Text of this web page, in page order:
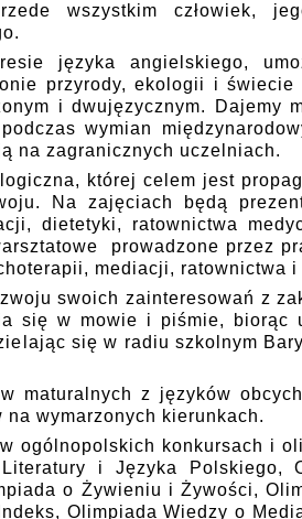
wszystkim człowiek,
języka angielskiego,
przyrody, ekologii i świecie
i dwujęzycznym. Dajemy
wymian
na zagranicznych uczelniach.
której celem jest
Na zajęciach będą
dietetyki, ratownictwa
prowadzone przez
mediacji, ratownictwa i
swoich zainteresowań z
się w mowie i piśmie, biorąc
się w radiu szkolnym
maturalnych z języków
wymarzonych kierunkach.
ogólnopolskich konkursach i
i Języka Polskiego,
o Żywieniu i Żywości,
Olimpiada Wiedzy o